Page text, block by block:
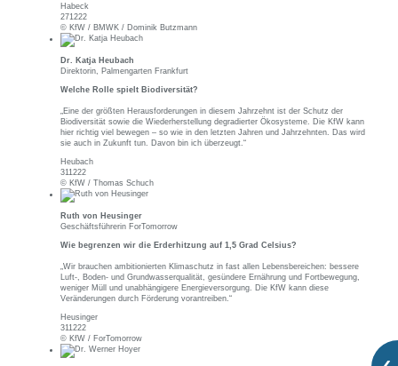
Habeck
271222
© KfW / BMWK / Dominik Butzmann
Dr. Katja Heubach
Direktorin, Palmengarten Frankfurt
Welche Rolle spielt Biodiversität?
„Eine der größten Herausforderungen in diesem Jahrzehnt ist der Schutz der
Biodiversität sowie die Wiederherstellung degradierter Ökosysteme. Die KfW kann
hier richtig viel bewegen – so wie in den letzten Jahren und Jahrzehnten. Das wird
sie auch in Zukunft tun. Davon bin ich überzeugt.“
Heubach
311222
© KfW / Thomas Schuch
Ruth von Heusinger
Geschäftsführerin ForTomorrow
Wie begrenzen wir die Erderhitzung auf 1,5 Grad Celsius?
„Wir brauchen ambitionierten Klimaschutz in fast allen Lebensbereichen: bessere
Luft-, Boden- und Grundwasserqualität, gesündere Ernährung und Fortbewegung,
weniger Müll und unabhängigere Energieversorgung. Die KfW kann diese
Veränderungen durch Förderung vorantreiben.“
Heusinger
311222
© KfW / ForTomorrow